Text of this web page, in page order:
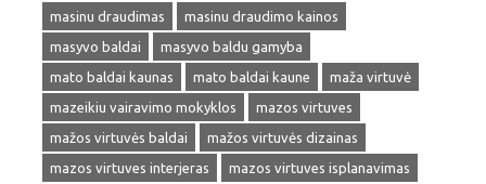
masinu draudimas
masinu draudimo kainos
masyvo baldai
masyvo baldu gamyba
mato baldai kaunas
mato baldai kaune
maža virtuvė
mazeikiu vairavimo mokyklos
mazos virtuves
mažos virtuvės baldai
mažos virtuvės dizainas
mazos virtuves interjeras
mazos virtuves isplanavimas